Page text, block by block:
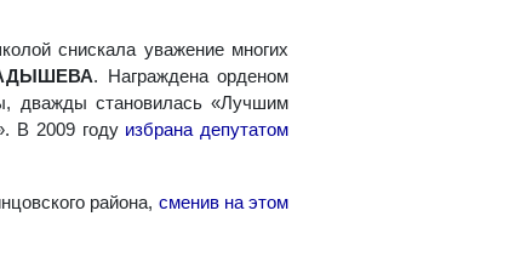
снискала уважение многих
. Награждена орденом
дважды становилась «Лучшим
В 2009 году избрана депутатом
района, сменив на этом